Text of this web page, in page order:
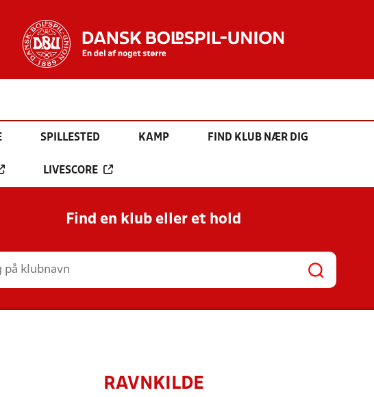
SPILLESTED KAMP FIND KLUB NÆR DIG
LIVESCORE
Find en klub eller et hold
RAVNKILDE